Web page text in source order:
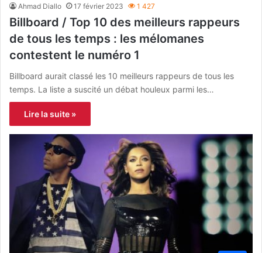
Ahmad Diallo 17 février 2023 1 427
Billboard / Top 10 des meilleurs rappeurs
de tous les temps : les mélomanes
contestent le numéro 1
Billboard aurait classé les 10 meilleurs rappeurs de tous les
temps. La liste a suscité un débat houleux parmi les…
Lire la suite »